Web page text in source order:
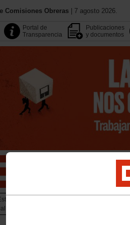
Comisiones Obreras | 7 agosto 2026.
Portal de
Transparencia
Publicaciones
y documentos